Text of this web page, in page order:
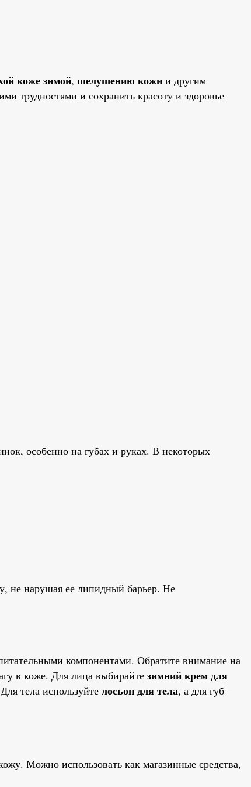
коже зимой, шелушению кожи и другим
трудностями и сохранить красоту и здоровье
особенно на губах и руках. В некоторых
не нарушая ее липидный барьер. Не
компонентами. Обратите внимание на
в коже. Для лица выбирайте зимний крем для
тела используйте лосьон для тела, а для губ –
Можно использовать как магазинные средства,